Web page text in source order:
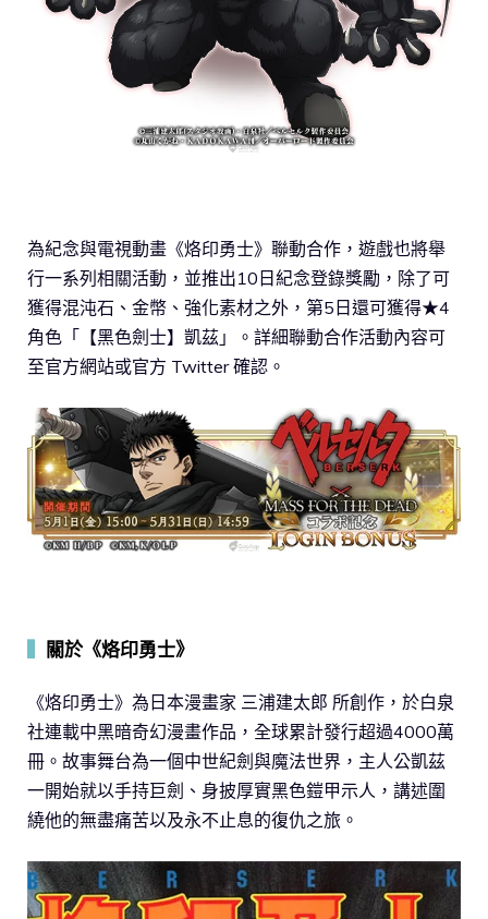
為紀念與電視動畫《烙印勇士》聯動合作，遊戲也將舉
行一系列相關活動，並推出10日紀念登錄獎勵，除了可
獲得混沌石、金幣、強化素材之外，第5日還可獲得★4
角色「【黑色劍士】凱茲」。詳細聯動合作活動內容可
至官方網站或官方 Twitter 確認。
關於《烙印勇士》
《烙印勇士》為日本漫畫家 三浦建太郎 所創作，於白泉
社連載中黑暗奇幻漫畫作品，全球累計發行超過4000萬
冊。故事舞台為一個中世紀劍與魔法世界，主人公凱茲
一開始就以手持巨劍、身披厚實黑色鎧甲示人，講述圍
繞他的無盡痛苦以及永不止息的復仇之旅。